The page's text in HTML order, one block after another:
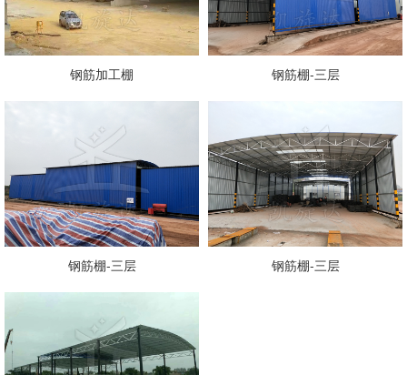
钢筋加工棚 钢筋棚-三层
钢筋棚-三层 钢筋棚-三层